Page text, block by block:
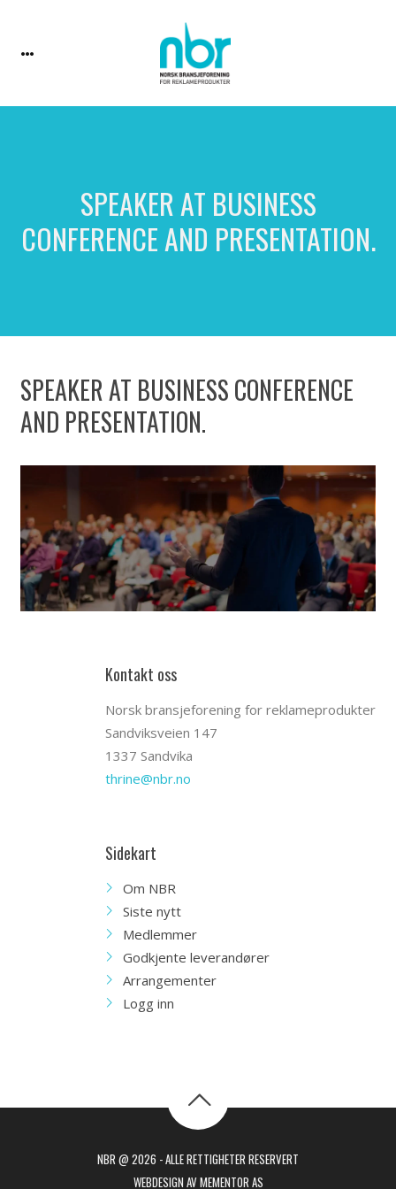
SPEAKER AT BUSINESS
CONFERENCE AND PRESENTATION.
SPEAKER AT BUSINESS CONFERENCE
AND PRESENTATION.
Kontakt oss
Norsk bransjeforening for reklameprodukter
Sandviksveien 147
1337 Sandvika
thrine@nbr.no
Sidekart
Om NBR
Siste nytt
Medlemmer
Godkjente leverandører
Arrangementer
Logg inn
NBR @ 2026 - ALLE RETTIGHETER RESERVERT
WEBDESIGN AV MEMENTOR AS